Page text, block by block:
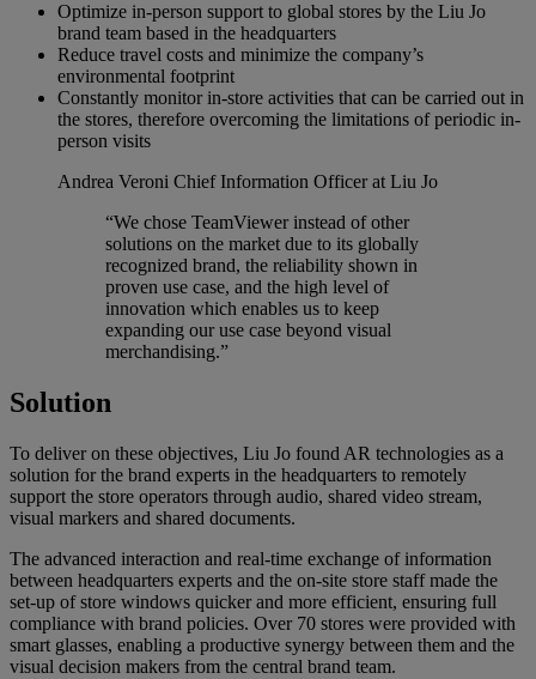
Optimize in-person support to global stores by the Liu Jo
brand team based in the headquarters
Reduce travel costs and minimize the company’s
environmental footprint
Constantly monitor in-store activities that can be carried out in
the stores, therefore overcoming the limitations of periodic in-
person visits
Andrea Veroni Chief Information Officer at Liu Jo
“We chose TeamViewer instead of other
solutions on the market due to its globally
recognized brand, the reliability shown in
proven use case, and the high level of
innovation which enables us to keep
expanding our use case beyond visual
merchandising.”
Solution
To deliver on these objectives, Liu Jo found AR technologies as a
solution for the brand experts in the headquarters to remotely
support the store operators through audio, shared video stream,
visual markers and shared documents.
The advanced interaction and real-time exchange of information
between headquarters experts and the on-site store staff made the
set-up of store windows quicker and more efficient, ensuring full
compliance with brand policies. Over 70 stores were provided with
smart glasses, enabling a productive synergy between them and the
visual decision makers from the central brand team.